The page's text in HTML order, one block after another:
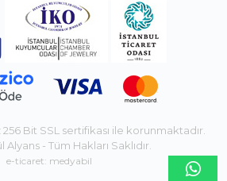
Bit SSL sertifikası ile korunmaktadır.
Alyans - Tüm Hakları Saklıdır.
e-ticaret: medyabil